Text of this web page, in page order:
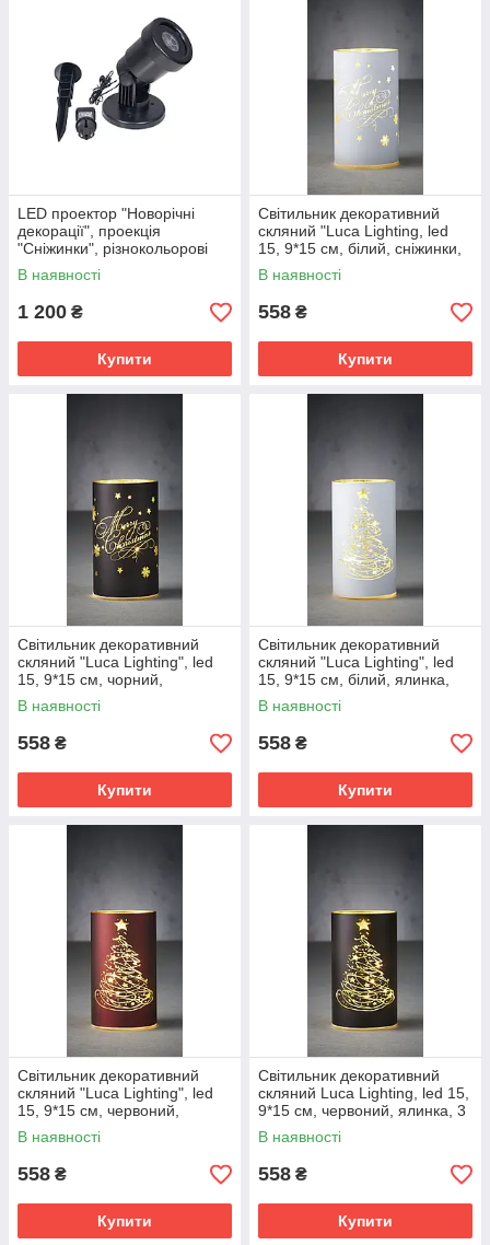
LED проектор "Новорічні
декорації", проекція
"Сніжинки", різнокольорові
8109
В наявності
1 200 ₴
Купити
Світильник декоративний
скляний "Luca Lighting, led
15, 9*15 см, білий, сніжинки,
3АА
В наявності
558 ₴
Купити
Світильник декоративний
скляний "Luca Lighting", led
15, 9*15 см, чорний,
сніжинки, 3АА
В наявності
558 ₴
Купити
Світильник декоративний
скляний "Luca Lighting", led
15, 9*15 см, білий, ялинка,
3АА
В наявності
558 ₴
Купити
Світильник декоративний
скляний "Luca Lighting", led
15, 9*15 см, червоний,
сніжинки, 3 АА
В наявності
558 ₴
Купити
Світильник декоративний
скляний Luca Lighting, led 15,
9*15 см, червоний, ялинка, 3
А
В наявності
558 ₴
Купити